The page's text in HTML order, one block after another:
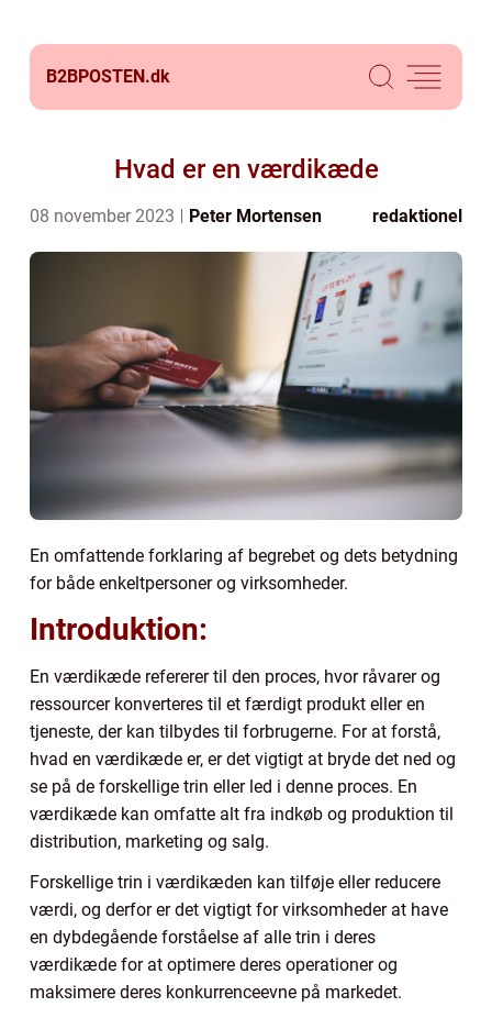
B2BPOSTEN.dk
Hvad er en værdikæde
08 november 2023 Peter Mortensen redaktionel
En omfattende forklaring af begrebet og dets betydning
for både enkeltpersoner og virksomheder.
Introduktion:
En værdikæde refererer til den proces, hvor råvarer og
ressourcer konverteres til et færdigt produkt eller en
tjeneste, der kan tilbydes til forbrugerne. For at forstå,
hvad en værdikæde er, er det vigtigt at bryde det ned og
se på de forskellige trin eller led i denne proces. En
værdikæde kan omfatte alt fra indkøb og produktion til
distribution, marketing og salg.
Forskellige trin i værdikæden kan tilføje eller reducere
værdi, og derfor er det vigtigt for virksomheder at have
en dybdegående forståelse af alle trin i deres
værdikæde for at optimere deres operationer og
maksimere deres konkurrenceevne på markedet.